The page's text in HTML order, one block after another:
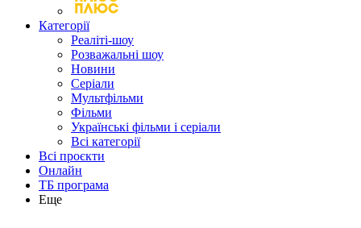
Категорії
Реаліті-шоу
Розважальні шоу
Новини
Серіали
Мультфільми
Фільми
Українські фільми і серіали
Всі категорії
Всі проєкти
Онлайн
ТБ програма
Еще